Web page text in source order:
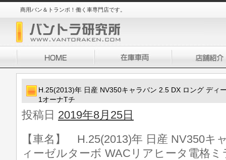
商用バン＆トランポ！働く車専門店です。
H.25(2013)年 日産 NV350キャラバン 2.5 DX ロング ディ
1オーナTチ
投稿日 2019年8月25日
【車名】 H.25(2013)年 日産 NV350キ
ィーゼルターボ WACリアヒータ電格